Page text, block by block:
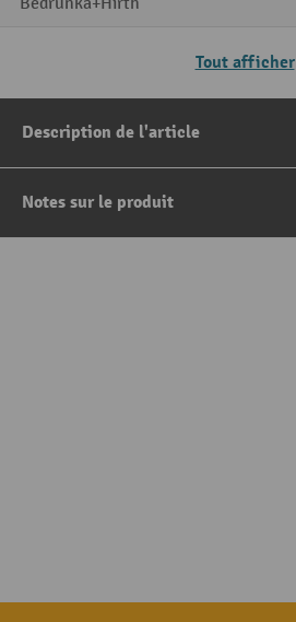
Tout afficher
Description de l'article
Notes sur le produit